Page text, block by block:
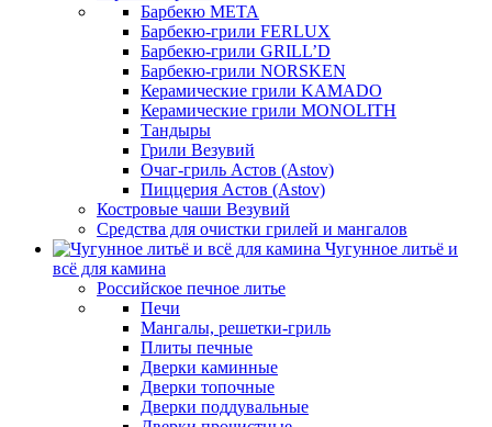
Барбекю МЕТА
Барбекю-грили FERLUX
Барбекю-грили GRILL’D
Барбекю-грили NORSKEN
Керамические грили KAMADO
Керамические грили MONOLITH
Тандыры
Грили Везувий
Очаг-гриль Астов (Astov)
Пиццерия Астов (Astov)
Костровые чаши Везувий
Средства для очистки грилей и мангалов
Чугунное литьё и
всё для камина
Российское печное литье
Печи
Мангалы, решетки-гриль
Плиты печные
Дверки каминные
Дверки топочные
Дверки поддувальные